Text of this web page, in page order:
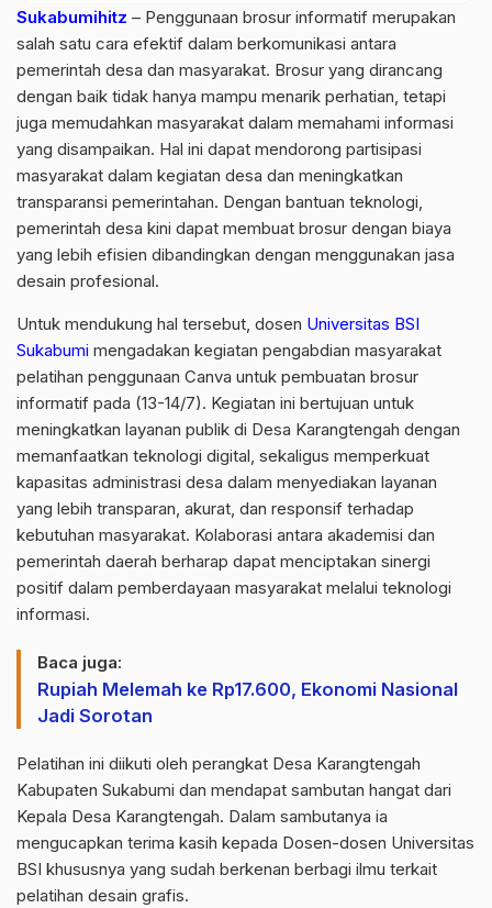
Sukabumihitz – Penggunaan brosur informatif merupakan
salah satu cara efektif dalam berkomunikasi antara
pemerintah desa dan masyarakat. Brosur yang dirancang
dengan baik tidak hanya mampu menarik perhatian, tetapi
juga memudahkan masyarakat dalam memahami informasi
yang disampaikan. Hal ini dapat mendorong partisipasi
masyarakat dalam kegiatan desa dan meningkatkan
transparansi pemerintahan. Dengan bantuan teknologi,
pemerintah desa kini dapat membuat brosur dengan biaya
yang lebih efisien dibandingkan dengan menggunakan jasa
desain profesional.
Untuk mendukung hal tersebut, dosen Universitas BSI
Sukabumi mengadakan kegiatan pengabdian masyarakat
pelatihan penggunaan Canva untuk pembuatan brosur
informatif pada (13-14/7). Kegiatan ini bertujuan untuk
meningkatkan layanan publik di Desa Karangtengah dengan
memanfaatkan teknologi digital, sekaligus memperkuat
kapasitas administrasi desa dalam menyediakan layanan
yang lebih transparan, akurat, dan responsif terhadap
kebutuhan masyarakat. Kolaborasi antara akademisi dan
pemerintah daerah berharap dapat menciptakan sinergi
positif dalam pemberdayaan masyarakat melalui teknologi
informasi.
Baca juga:
Rupiah Melemah ke Rp17.600, Ekonomi Nasional
Jadi Sorotan
Pelatihan ini diikuti oleh perangkat Desa Karangtengah
Kabupaten Sukabumi dan mendapat sambutan hangat dari
Kepala Desa Karangtengah. Dalam sambutanya ia
mengucapkan terima kasih kepada Dosen-dosen Universitas
BSI khususnya yang sudah berkenan berbagi ilmu terkait
pelatihan desain grafis.